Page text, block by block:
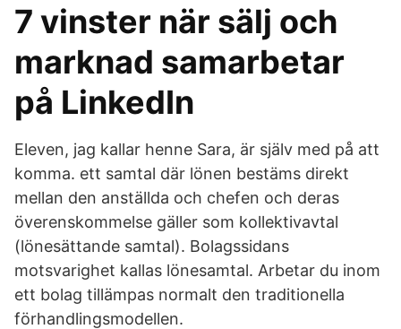
7 vinster när sälj och
marknad samarbetar
på LinkedIn
Eleven, jag kallar henne Sara, är själv med på att
komma. ett samtal där lönen bestäms direkt
mellan den anställda och chefen och deras
överenskommelse gäller som kollektivavtal
(lönesättande samtal). Bolagssidans
motsvarighet kallas lönesamtal. Arbetar du inom
ett bolag tillämpas normalt den traditionella
förhandlingsmodellen.